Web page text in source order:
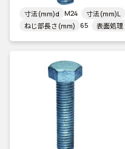
寸法(mm)d M24 寸法(mm)L
ねじ部長さ(mm) 65 表面処理